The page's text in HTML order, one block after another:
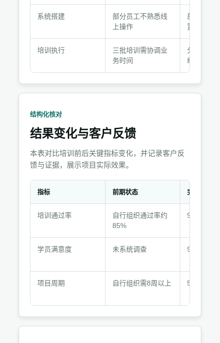
行
系统搭建
部分员工不熟悉线
上操作
部署考试
置模拟练
培训执行
三批培训需协调业
务时间
分批次排
经理驻场
结构化核对
结果变化与客户反馈
本表对比培训前后关键指标变化，并记录客户反
馈与证据，展示项目实际效果。
户
馈
指标 前期状态 完成后
培训通过率
自行组织通过率约
85%
98%
学员满意度 未系统调查 92%认为
项目周期 自行组织需8周以上 5周完成